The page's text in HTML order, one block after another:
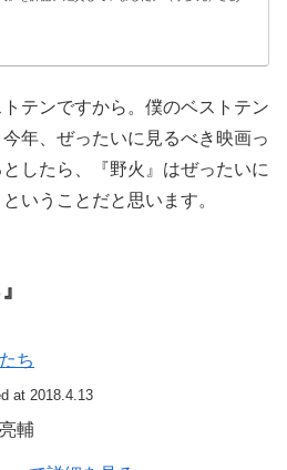
テンですから。僕のベストテン
年、ぜったいに見るべき映画っ
したら、『野火』はぜったいに
いうことだと思います。
ち
at 2018.4.13
輔